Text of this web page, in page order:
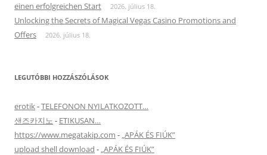
einen erfolgreichen Start
2026. július 18.
Unlocking the Secrets of Magical Vegas Casino Promotions and
Offers
2026. július 18.
LEGUTÓBBI HOZZÁSZÓLÁSOK
erotik-TELEFONON NYILATKOZOTT…
샌즈카지노 - ETIKUSAN…
https://www.megatakip.com - „APÁK ÉS FIÚK”
upload shell download - „APÁK ÉS FIÚK”